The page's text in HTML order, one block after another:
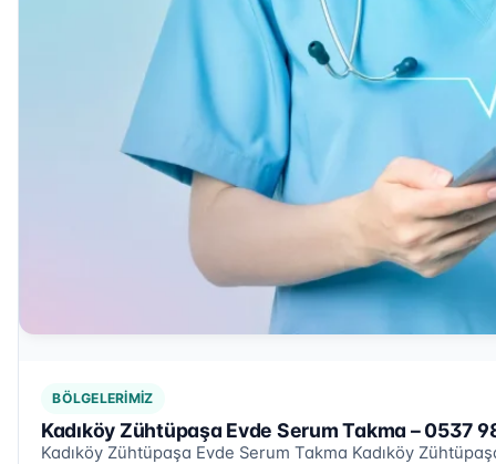
BÖLGELERIMIZ
Kadıköy Zühtüpaşa Evde Serum Takma – 0537
Kadıköy Zühtüpaşa Evde Serum Takma Kadıköy